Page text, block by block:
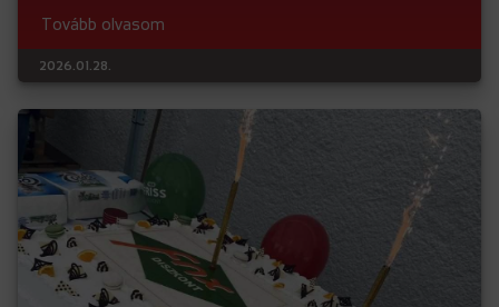
Tovább olvasom
2026.01.28.